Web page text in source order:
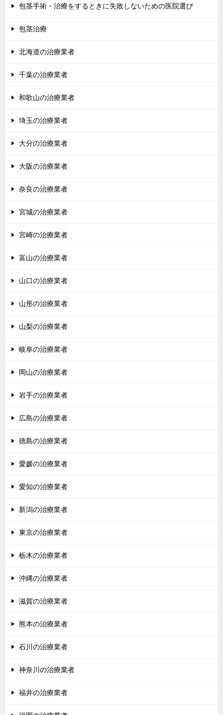
包茎手術・治療をするときに失敗しないための医院選び
包茎治療
北海道の治療業者
千葉の治療業者
和歌山の治療業者
埼玉の治療業者
大分の治療業者
大阪の治療業者
奈良の治療業者
宮城の治療業者
宮崎の治療業者
富山の治療業者
山口の治療業者
山形の治療業者
山梨の治療業者
岐阜の治療業者
岡山の治療業者
岩手の治療業者
広島の治療業者
徳島の治療業者
愛媛の治療業者
愛知の治療業者
新潟の治療業者
東京の治療業者
栃木の治療業者
沖縄の治療業者
滋賀の治療業者
熊本の治療業者
石川の治療業者
神奈川の治療業者
福井の治療業者